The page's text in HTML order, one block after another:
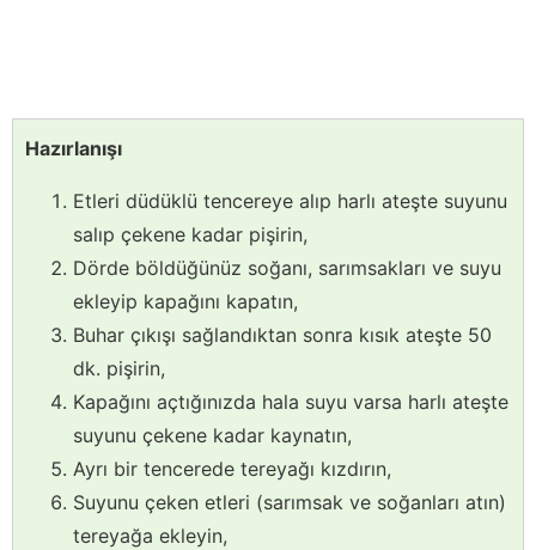
Hazırlanışı
Etleri düdüklü tencereye alıp harlı ateşte suyunu
salıp çekene kadar pişirin,
Dörde böldüğünüz soğanı, sarımsakları ve suyu
ekleyip kapağını kapatın,
Buhar çıkışı sağlandıktan sonra kısık ateşte 50
dk. pişirin,
Kapağını açtığınızda hala suyu varsa harlı ateşte
suyunu çekene kadar kaynatın,
Ayrı bir tencerede tereyağı kızdırın,
Suyunu çeken etleri (sarımsak ve soğanları atın)
tereyağa ekleyin,